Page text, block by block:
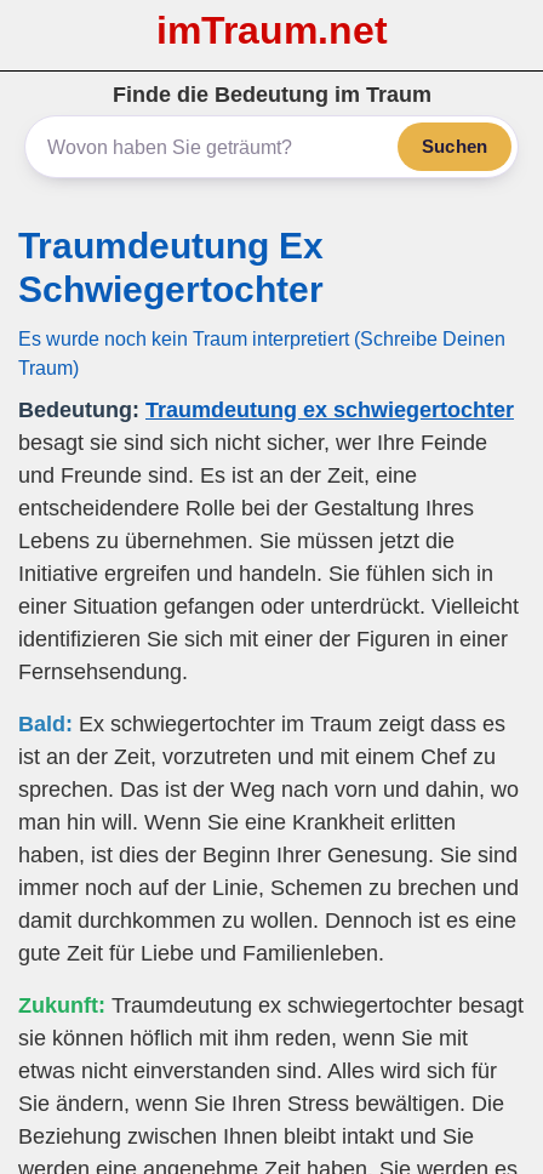
imTraum.net
Finde die Bedeutung im Traum
Suchen
Traumdeutung Ex
Schwiegertochter
Es wurde noch kein Traum interpretiert (Schreibe Deinen
Traum)
Bedeutung: Traumdeutung ex schwiegertochter
besagt sie sind sich nicht sicher, wer Ihre Feinde
und Freunde sind. Es ist an der Zeit, eine
entscheidendere Rolle bei der Gestaltung Ihres
Lebens zu übernehmen. Sie müssen jetzt die
Initiative ergreifen und handeln. Sie fühlen sich in
einer Situation gefangen oder unterdrückt. Vielleicht
identifizieren Sie sich mit einer der Figuren in einer
Fernsehsendung.
Bald: Ex schwiegertochter im Traum zeigt dass es
ist an der Zeit, vorzutreten und mit einem Chef zu
sprechen. Das ist der Weg nach vorn und dahin, wo
man hin will. Wenn Sie eine Krankheit erlitten
haben, ist dies der Beginn Ihrer Genesung. Sie sind
immer noch auf der Linie, Schemen zu brechen und
damit durchkommen zu wollen. Dennoch ist es eine
gute Zeit für Liebe und Familienleben.
Zukunft: Traumdeutung ex schwiegertochter besagt
sie können höflich mit ihm reden, wenn Sie mit
etwas nicht einverstanden sind. Alles wird sich für
Sie ändern, wenn Sie Ihren Stress bewältigen. Die
Beziehung zwischen Ihnen bleibt intakt und Sie